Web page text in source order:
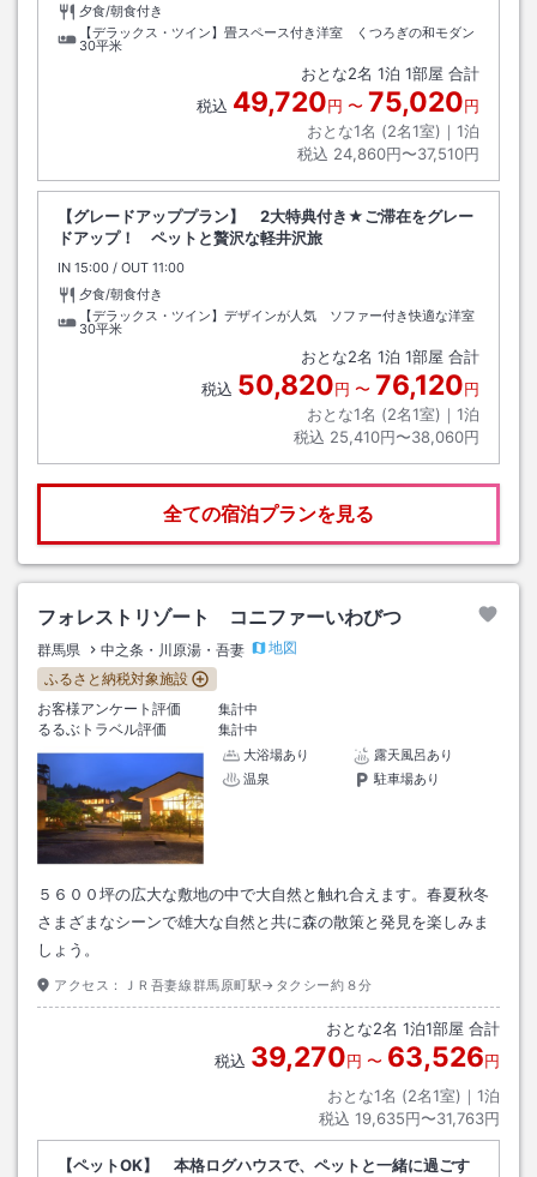
夕食/朝食付き
【デラックス・ツイン】畳スペース付き洋室 くつろぎの和モダン
30平米
おとな2名 1泊 1部屋 合計
税込 49,720円 〜 75,020円
おとな1名 (2名1室)｜ 1泊
税込 24,860円〜37,510円
【グレードアッププラン】 2大特典付き★ご滞在をグレー
ドアップ！ ペットと贅沢な軽井沢旅
IN チェックイン
15:00 / OUT チェックアウト
11:00
夕食/朝食付き
【デラックス・ツイン】デザインが人気 ソファー付き快適な洋室
30平米
おとな2名 1泊 1部屋 合計
税込 50,820円 〜 76,120円
おとな1名 (2名1室)｜ 1泊
税込 25,410円〜38,060円
全ての宿泊プランを見る
フォレストリゾート コニファーいわびつ
群馬県 中之条・川原湯・吾妻
地図
ふるさと納税対象施設
お客様アンケート評価
集計中
るるぶトラベル評価
集計中
大浴場あり
露天風呂あり
温泉
駐車場あり
５６００坪の広大な敷地の中で大自然と触れ合えます。春夏秋冬
さまざまなシーンで雄大な自然と共に森の散策と発見を楽しみま
しょう。
アクセス： ＪＲ吾妻線群馬原町駅→タクシー約８分
おとな2名 1泊1部屋 合計
税込 39,270円 〜 63,526円
おとな1名 (2名1室)｜ 1泊
税込 19,635円〜31,763円
【ペットOK】 本格ログハウスで、ペットと一緒に過ごす